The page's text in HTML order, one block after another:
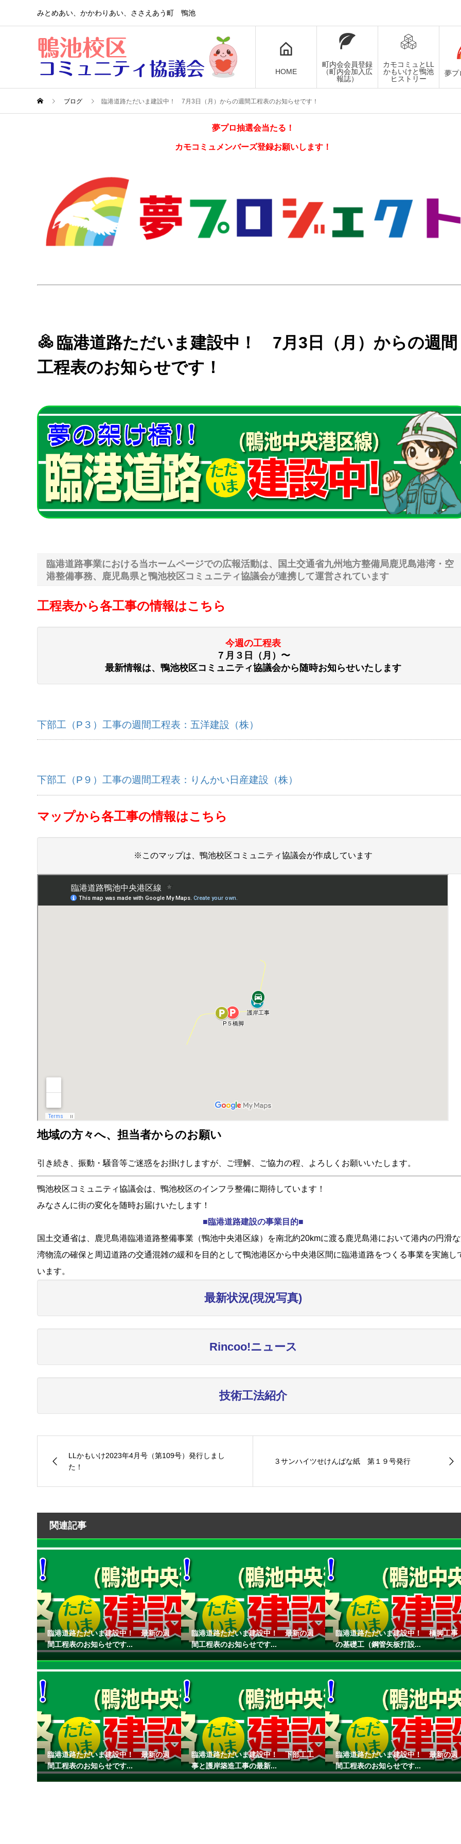
みとめあい、かかわりあい、ささえあう町 鴨池
HOME
町内会会員登録
（町内会加入広
報誌）
カモコミュとLL
かもいけと鴨池
ヒストリー
夢プ
ブログ 臨港道路ただいま建設中！ 7月3日（月）からの週間工程表のお知らせです！
夢プロ抽選会当たる！
カモコミュメンバーズ登録お願いします！
臨港道路ただいま建設中！ 7月3日（月）からの週間
工程表のお知らせです！
臨港道路事業における当ホームページでの広報活動は、国土交通省九州地方整備局鹿児島港湾・空
港整備事務、鹿児島県と鴨池校区コミュニティ協議会が連携して運営されています
工程表から各工事の情報はこちら
今週の工程表
７月３日（月）〜
最新情報は、鴨池校区コミュニティ協議会から随時お知らせいたします
下部工（P３）工事の週間工程表：五洋建設（株）
下部工（P９）工事の週間工程表：りんかい日産建設（株）
マップから各工事の情報はこちら
※このマップは、鴨池校区コミュニティ協議会が作成しています
地域の方々へ、担当者からのお願い
引き続き、振動・騒音等ご迷惑をお掛けしますが、ご理解、ご協力の程、よろしくお願いいたします。
鴨池校区コミュニティ協議会は、鴨池校区のインフラ整備に期待しています！
みなさんに街の変化を随時お届けいたします！
■臨港道路建設の事業目的■
国土交通省は、鹿児島港臨港道路整備事業（鴨池中央港区線）を南北約20kmに渡る鹿児島港において港内の円滑
湾物流の確保と周辺道路の交通混雑の緩和を目的として鴨池港区から中央港区間に臨港道路をつくる事業を実施し
います。
最新状況(現況写真)
Rincoo!ニュース
技術工法紹介
LLかもいけ2023年4月号（第109号）発行しまし
た！
３サンハイツせけんばな紙 第１９号発行
関連記事
臨港道路ただいま建設中！ 最新の週
間工程表のお知らせです...
臨港道路ただいま建設中！ 最新の週
間工程表のお知らせです...
臨港道路ただいま建設中！ 橋脚工事
の基礎工（鋼管矢板打設...
臨港道路ただいま建設中！ 最新の週
間工程表のお知らせです...
臨港道路ただいま建設中！ 下部工工
事と護岸築造工事の最新...
臨港道路ただいま建設中！ 最新の週
間工程表のお知らせです...